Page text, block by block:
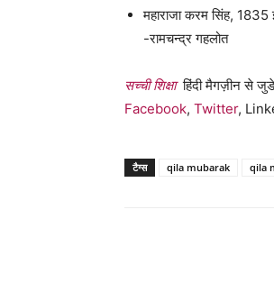
महाराजा करम सिंह, 1835
-रामचन्द्र गहलोत
सच्ची शिक्षाहिंदी मैगज़ीन से
Facebook, Twitter,
टैग्स qila mubarak qila